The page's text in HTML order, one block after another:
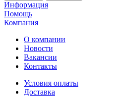
Информация
Помощь
Компания
О компании
Новости
Вакансии
Контакты
Условия оплаты
Доставка